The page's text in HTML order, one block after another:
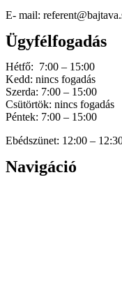
E- mail:
Ügyfélfogadás
Hétfő: 7:00 – 15:00
Kedd: nincs fogadás
Szerda: 7:00 – 15:00
Csütörtök: nincs fogadás
Péntek: 7:00 – 15:00
Ebédszünet: 12:00 –
Navigáció